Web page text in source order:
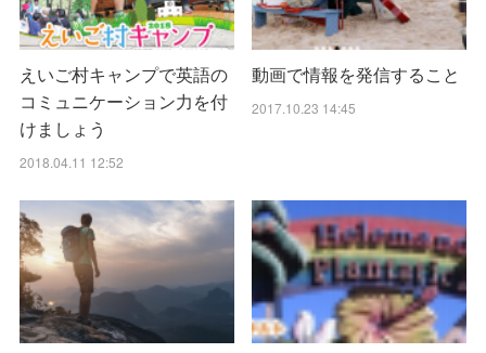
えいご村キャンプで英語の
コミュニケーション力を付
けましょう
2018.04.11 12:52
動画で情報を発信すること
2017.10.23 14:45